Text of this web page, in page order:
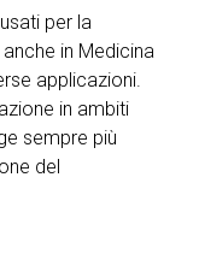
per la
in Medicina
applicazioni.
in ambiti
sempre più
del